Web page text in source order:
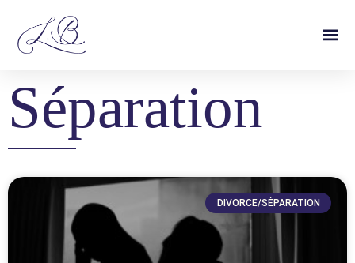
Séparation
DIVORCE/SÉPARATION